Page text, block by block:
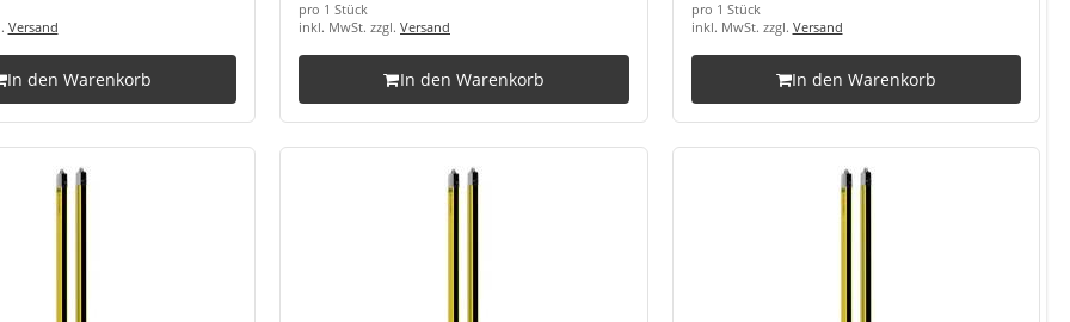
Versand
In den Warenkorb
pro 1 Stück
inkl. MwSt. zzgl. Versand
In den Warenkorb
pro 1 Stück
inkl. MwSt. zzgl. Versand
In den Warenkorb